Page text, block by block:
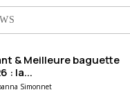
& Meilleure baguette
: la...
Simonnet